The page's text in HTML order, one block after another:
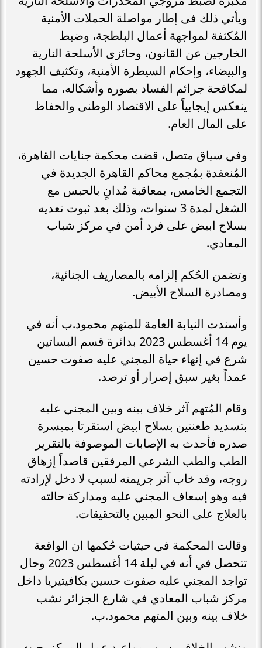
ويأتي ذلك فى إطار مواصلة الحملات الأمنية
المُكثفة لمواجهة أعمال البلطجة، وضبط
الخارجين عن القانون، وحائزى الأسلحة النارية
والبيضاء، وإحكام السيطرة الأمنية، وتكثيف الجهود
لمكافحة جرائم الفساد بصوره وأشكاله، مما
ينعكس إيجابياً على الاقتصاد الوطنى والحفاظ
على المال العام.
وفي سياق متصل، قضت محكمة جنايات القاهرة،
المُنعقدة بمُجمع محاكم القاهرة الجديدة في
التجمع الخامس، بمعاقبة مُدانٍ بالحبس مع
الشغل لمدة 3 سنوات، وذلك بعد ثبوت تعديه
بسلاح ابيض على فرد أمن في مركز شباب
المعادي.
وتضمن الحُكم إلزامه بالمصاريف الجنائية،
ومصادرة السلاح الأبيض.
وأسندت النيابة العامة للمتهم محمود.ب أنه في
يوم 14 أغسطس 2023 بدائرة قسم البساتين
شرع في إنهاء حياة المجني عليه صفوت حسين
عمداً بغير سبق إصرار أو ترصد.
وقام المُتهم آثر خلاف بينه وبين المجني عليه
بتسديد طعنتين بسلاح ابيض استقرتا بميسرة
صدره فأحدث به الإصابات الموصوفة بالتقرير
الطب والطب الشرعي المرفقين قاصداً إزهاق
روجه، وقد خاب آثر جريمته لسبب لا دخل لإرادته
فيه وهو إسعاف المجني عليه ومداركة حالته
بالعلاج على النحو المبين بالتحقيقات.
وقالت المحكمة في حيثيات حُكمها ان الواقعة
تتحصل في أنه في ليلة 14 أغسطس 2023 وحال
تواجد المجني عليه صفوت حسين بكافيتيريا داخل
مركز شباب المعادي في شارع الجزائر نشب
خلاف بينه وبين المتهم محمود.ب.